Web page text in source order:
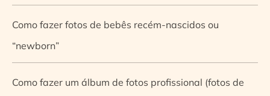
Como fazer fotos de bebês recém-nascidos ou
“newborn”
Como fazer um álbum de fotos profissional (fotos de